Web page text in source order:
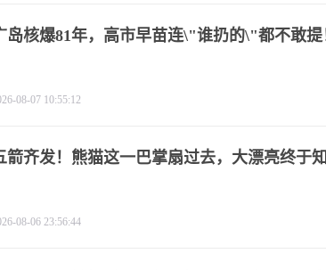
岛核爆81年，高市早苗连\"谁扔的\"都不敢提
08-07 10:55:12
箭齐发！熊猫这一巴掌扇过去，大漂亮终于知
08-06 23:56:44